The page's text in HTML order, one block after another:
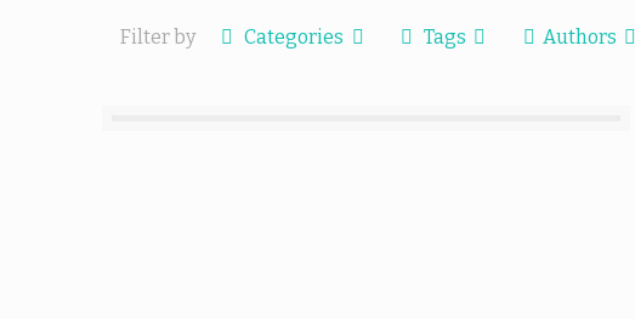
Filter by Categories Tags Authors